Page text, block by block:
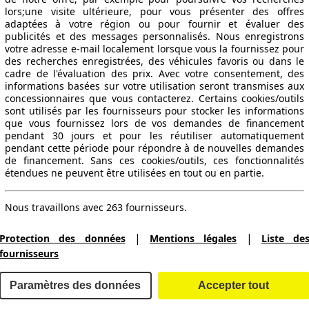
Leistung Verbrauch Link
145 KW (197 PS)
lors;une visite ultérieure, pour vous présenter des offres
adaptées à votre région ou pour fournir et évaluer des
publicités et des messages personnalisés. Nous enregistrons
votre adresse e-mail localement lorsque vous la fournissez pour
des recherches enregistrées, des véhicules favoris ou dans le
cadre de l'évaluation des prix. Avec votre consentement, des
informations basées sur votre utilisation seront transmises aux
concessionnaires que vous contacterez. Certains cookies/outils
sont utilisés par les fournisseurs pour stocker les informations
que vous fournissez lors de vos demandes de financement
pendant 30 jours et pour les réutiliser automatiquement
pendant cette période pour répondre à de nouvelles demandes
de financement. Sans ces cookies/outils, ces fonctionnalités
étendues ne peuvent être utilisées en tout ou en partie.
Nous travaillons avec 263 fournisseurs.
Protection des données| Mentions légales |
Liste des
fournisseurs
Paramètres des données Accepter tout